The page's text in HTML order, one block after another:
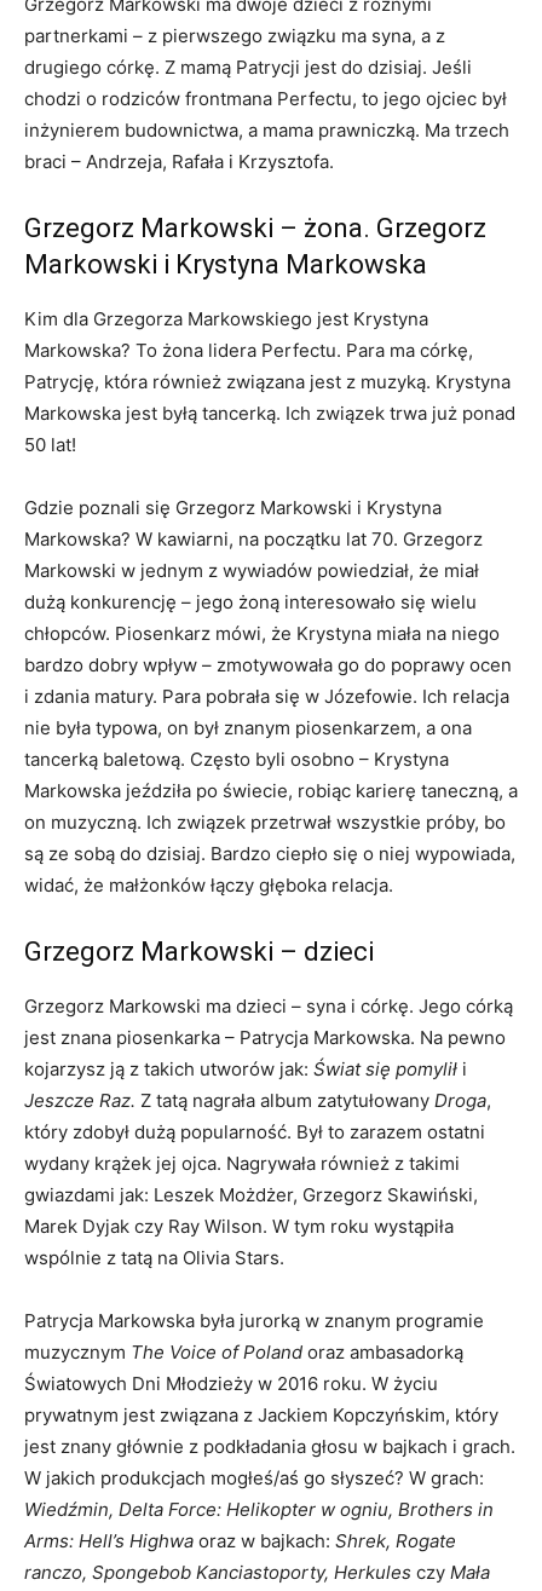
Grzegorz Markowski ma dwoje dzieci z różnymi
partnerkami – z pierwszego związku ma syna, a z
drugiego córkę. Z mamą Patrycji jest do dzisiaj. Jeśli
chodzi o rodziców frontmana Perfectu, to jego ojciec był
inżynierem budownictwa, a mama prawniczką. Ma trzech
braci – Andrzeja, Rafała i Krzysztofa.
Grzegorz Markowski – żona. Grzegorz
Markowski i Krystyna Markowska
Kim dla Grzegorza Markowskiego jest Krystyna
Markowska? To żona lidera Perfectu. Para ma córkę,
Patrycję, która również związana jest z muzyką. Krystyna
Markowska jest byłą tancerką. Ich związek trwa już ponad
50 lat!
Gdzie poznali się Grzegorz Markowski i Krystyna
Markowska? W kawiarni, na początku lat 70. Grzegorz
Markowski w jednym z wywiadów powiedział, że miał
dużą konkurencję – jego żoną interesowało się wielu
chłopców. Piosenkarz mówi, że Krystyna miała na niego
bardzo dobry wpływ – zmotywowała go do poprawy ocen
i zdania matury. Para pobrała się w Józefowie. Ich relacja
nie była typowa, on był znanym piosenkarzem, a ona
tancerką baletową. Często byli osobno – Krystyna
Markowska jeździła po świecie, robiąc karierę taneczną, a
on muzyczną. Ich związek przetrwał wszystkie próby, bo
są ze sobą do dzisiaj. Bardzo ciepło się o niej wypowiada,
widać, że małżonków łączy głęboka relacja.
Grzegorz Markowski – dzieci
Grzegorz Markowski ma dzieci – syna i córkę. Jego córką
jest znana piosenkarka – Patrycja Markowska. Na pewno
kojarzysz ją z takich utworów jak: Świat się pomylił i
Jeszcze Raz. Z tatą nagrała album zatytułowany Droga,
który zdobył dużą popularność. Był to zarazem ostatni
wydany krążek jej ojca. Nagrywała również z takimi
gwiazdami jak: Leszek Możdżer, Grzegorz Skawiński,
Marek Dyjak czy Ray Wilson. W tym roku wystąpiła
wspólnie z tatą na Olivia Stars.
Patrycja Markowska była jurorką w znanym programie
muzycznym The Voice of Poland oraz ambasadorką
Światowych Dni Młodzieży w 2016 roku. W życiu
prywatnym jest związana z Jackiem Kopczyńskim, który
jest znany głównie z podkładania głosu w bajkach i grach.
W jakich produkcjach mogłeś/aś go słyszeć? W grach:
Wiedźmin, Delta Force: Helikopter w ogniu, Brothers in
Arms: Hell’s Highwa oraz w bajkach: Shrek, Rogate
ranczo, Spongebob Kanciastoporty, Herkules czy Mała